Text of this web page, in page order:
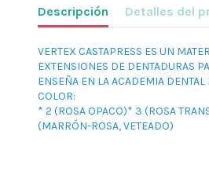
Descripción Detalles del
VERTEX CASTAPRESS ES UN
EXTENSIONES DE DENTADURAS
ENSEÑA EN LA ACADEMIA
COLOR:
* 2 (ROSA OPACO)* 3 (ROSA
(MARRÓN-ROSA, VETEADO)